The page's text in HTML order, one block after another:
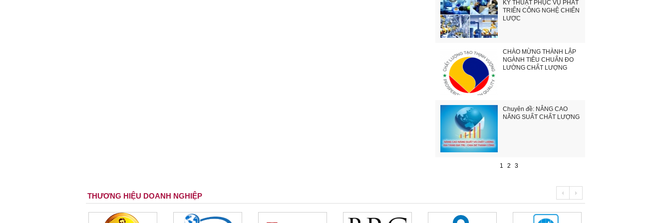
KỸ THUẬT PHỤC VỤ PHÁT
TRIỂN CÔNG NGHỆ CHIẾN
LƯỢC
CHÀO MỪNG THÀNH LẬP
NGÀNH TIÊU CHUẨN ĐO
LƯỜNG CHẤT LƯỢNG
Chuyên đề: NÂNG CAO
NĂNG SUẤT CHẤT LƯỢNG
1 2 3
THƯƠNG HIỆU DOANH NGHIỆP